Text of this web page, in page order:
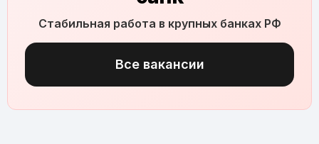
Стабильная работа в крупных банках РФ
Все вакансии